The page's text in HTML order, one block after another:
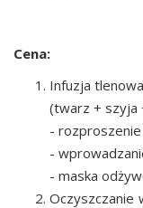
Cena:
Infuzja
(twarz + szyja
-
-
- maska
Oczyszczanie